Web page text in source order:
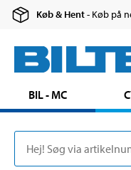
Køb & Hent- Køb på
BIL - MC